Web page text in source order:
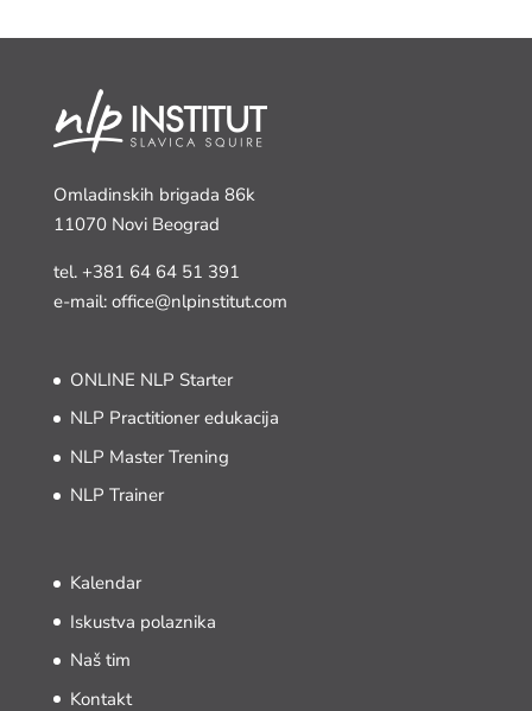
Omladinskih brigada 86k
11070 Novi Beograd
tel. +381 64 64 51 391
e-mail: office@nlpinstitut.com
ONLINE NLP Starter
NLP Practitioner edukacija
NLP Master Trening
NLP Trainer
Kalendar
Iskustva polaznika
Naš tim
Kontakt